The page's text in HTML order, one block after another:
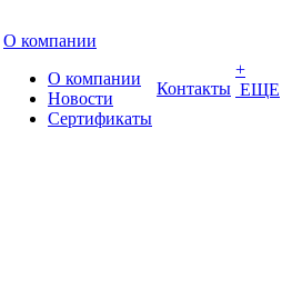
О компании
О компании
Новости
Сертификаты
Контакты
+
ЕЩЕ